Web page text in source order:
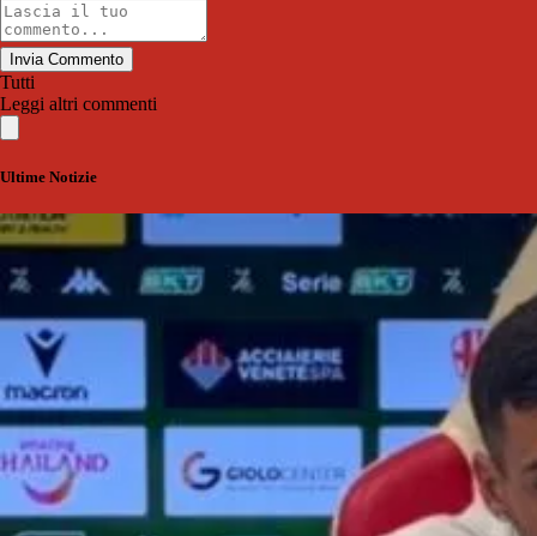
Invia Commento
Tutti
Leggi altri commenti
Ultime Notizie